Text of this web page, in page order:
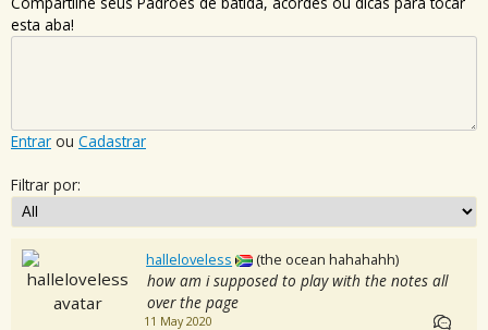
esta aba!
Entrar ou Cadastrar
Filtrar por:
halleloveless (the ocean hahahahh)
how am i supposed to play with the notes all
over the page
11 May 2020